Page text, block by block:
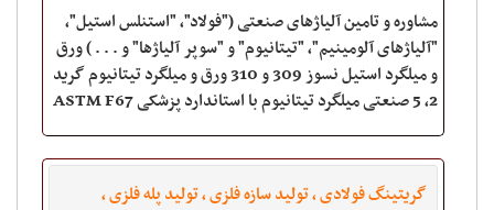
مشاوره و تامین آلیاژهای صنعتی ("فولاد"، "استنلس استیل"،
"آلیاژهای آلومینیم"، "تیتانیوم" و "سوپر آلیاژها" و . . . ) ورق
و میلگرد استیل نسوز 309 و 310 ورق و میلگرد تیتانیوم گرید
2، 5 صنعتی میلگرد تیتانیوم با استاندارد پزشکی ASTM F67
گریتینگ فولادی ، تولید سازه فلزی ، تولید پله فلزی ،